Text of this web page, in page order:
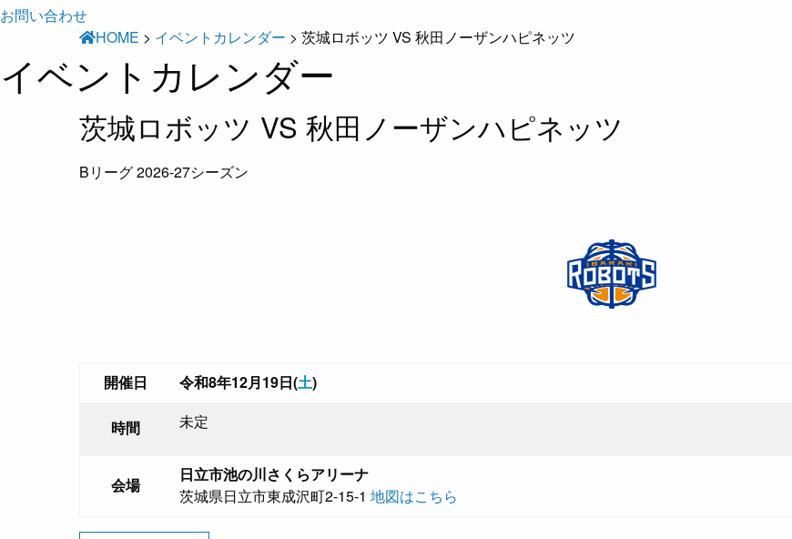
お問い合わせ
HOME > イベントカレンダー > 茨城ロボッツ VS 秋田ノーザンハピネッツ
イベントカレンダー
茨城ロボッツ VS 秋田ノーザンハピネッツ
Bリーグ 2026-27シーズン
開催日 令和8年12月19日(土)
時間 未定
会場
日立市池の川さくらアリーナ
茨城県日立市東成沢町2-15-1 地図はこちら